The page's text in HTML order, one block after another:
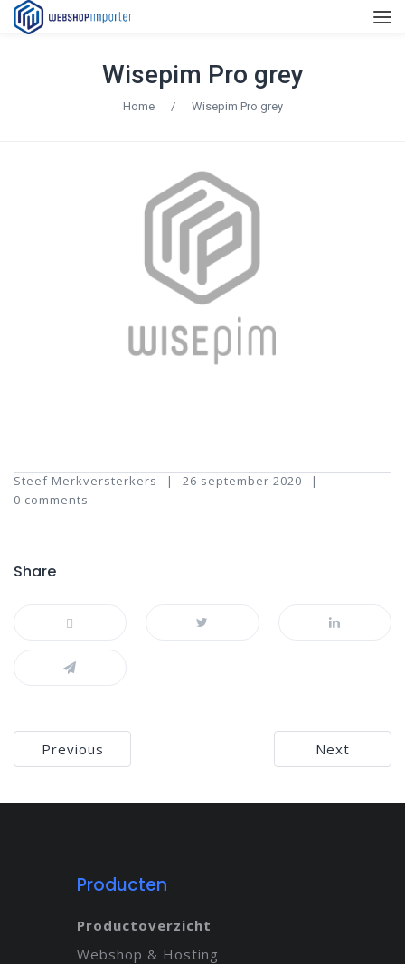
Wisepim Pro grey
Home / Wisepim Pro grey
Steef Merkversterkers
26 september 2020
0 comments
Share
Bericht
navigatie
Previous Next
Producten
Productoverzicht
Webshop & Hosting